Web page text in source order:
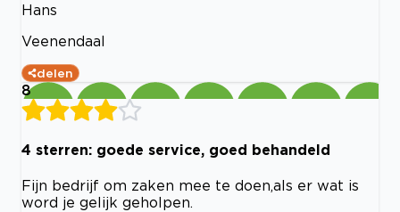
Hans
Veenendaal
delen
8
4 sterren: goede service, goed behandeld
Fijn bedrijf om zaken mee te doen,als er wat is
word je gelijk geholpen.